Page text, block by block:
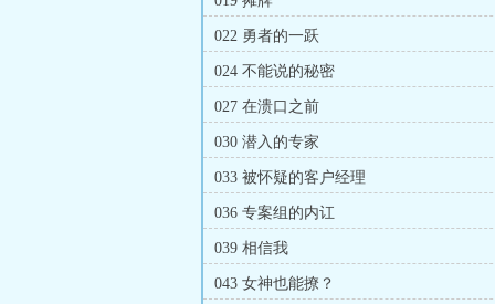
022 勇者的一跃
024 不能说的秘密
027 在溃口之前
030 潜入的专家
033 被怀疑的客户经理
036 专案组的内讧
039 相信我
043 女神也能撩？